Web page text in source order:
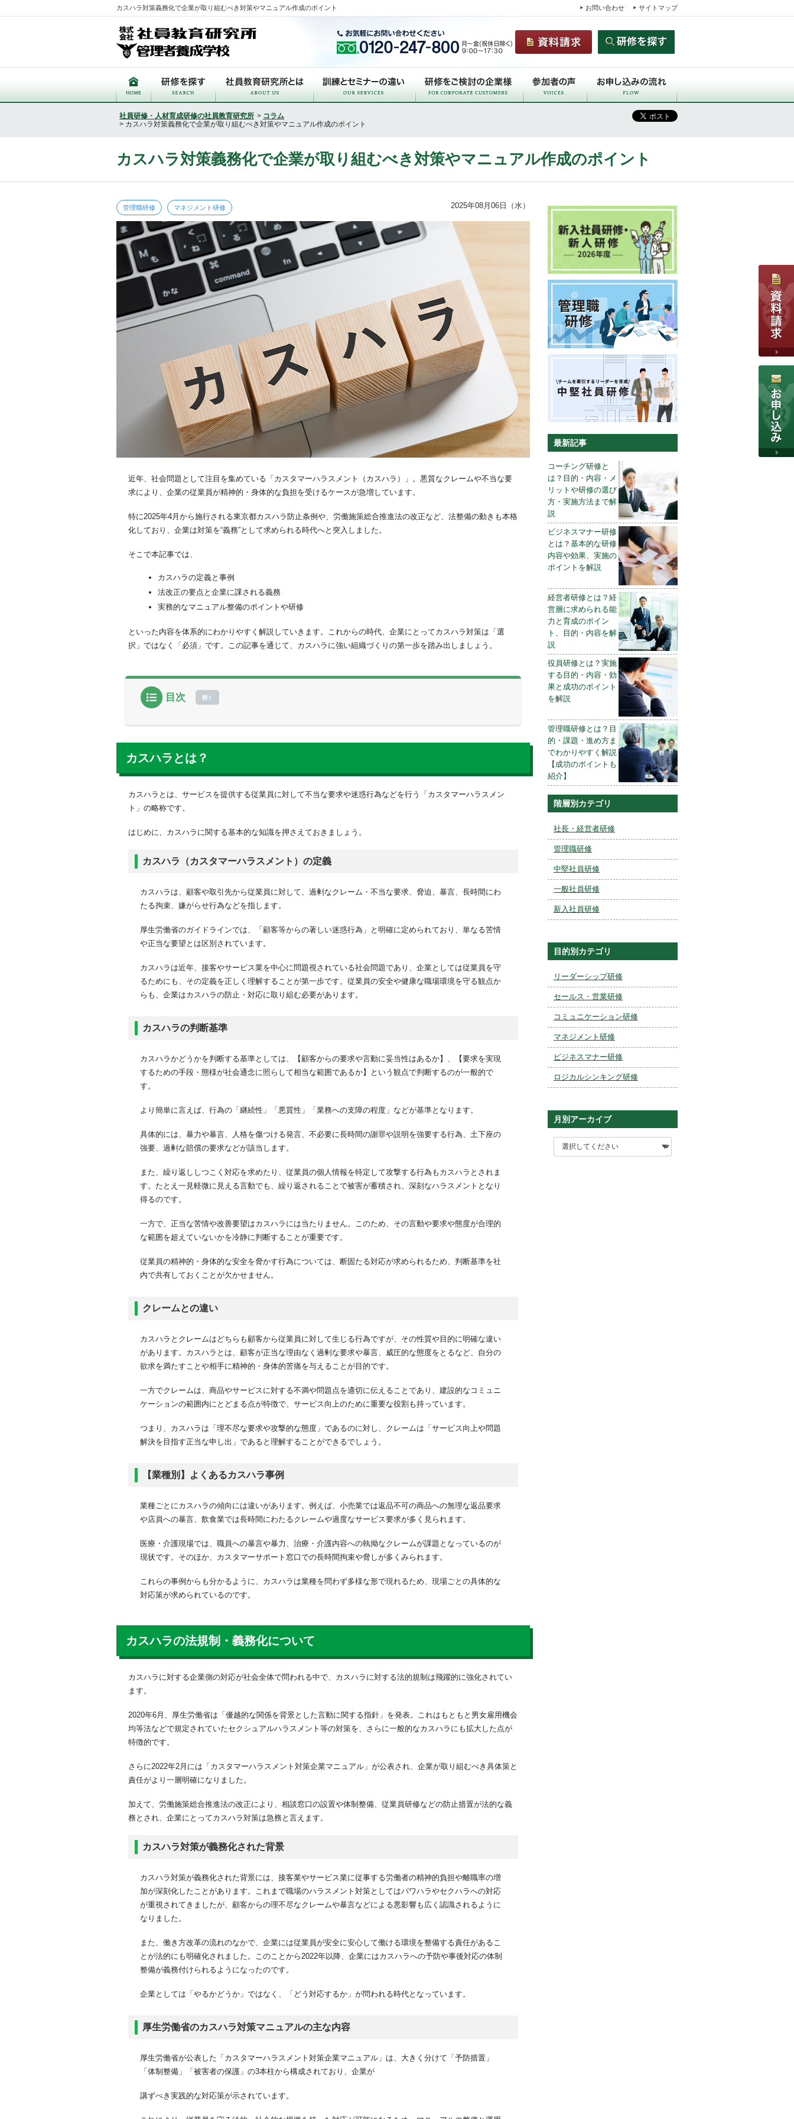
カスハラ対策義務化で企業が取り組むべき対策やマニュアル作成のポイント サイトマップ
お問い合わせ
社員研修・人材育成研修の社員教育研究所 > コラム
> カスハラ対策義務化で企業が取り組むべき対策やマニュアル作成のポイント
カスハラ対策義務化で企業が取り組むべき対策やマニュアル作成のポイント
管理職研修 マネジメント研修 2025年08月06日（水）
近年、社会問題として注目を集めている「カスタマーハラスメント（カスハラ）」。悪質なクレームや不当な要
求により、企業の従業員が精神的・身体的な負担を受けるケースが急増しています。
特に2025年4月から施行される東京都カスハラ防止条例や、労働施策総合推進法の改正など、法整備の動きも本格
化しており、企業は対策を“義務”として求められる時代へと突入しました。
そこで本記事では、
カスハラの定義と事例
法改正の要点と企業に課される義務
実務的なマニュアル整備のポイントや研修
といった内容を体系的にわかりやすく解説していきます。これからの時代、企業にとってカスハラ対策は「選
択」ではなく「必須」です。この記事を通じて、カスハラに強い組織づくりの第一歩を踏み出しましょう。
目次
カスハラとは？
カスハラの判断基準
カスハラの法規制・義務化について
厚生労働省のカスハラ対策マニュアルの主な内容
企業がカスハラ対策を怠った場合のリスクと対策するメリット
従業員の離職・メンタル不調
企業イメージの低下、SNSやメディアによる炎上
社内の基本方針やルールの明確化と従業員への周知
通話録音機能の導入
顧客対応マニュアルの作成
顧客への案内（掲示・通知）
カスハラ対策マニュアル作成・運用の8つのポイント
厚生労働省のマニュアルを参考にする
業界別・顧客特性に応じた対策を考える<
組織体制と役割分担を明確にする
再発防止のために継続的な改善・運用を行う
カスハラに発展させないためのクレーム初期対応のポイント
状況を正確に把握する
現場の監督者（管理職など）または相談窓口に共有する
ハラスメント防止・カスハラ対策におすすめの研修
カスハラとは？
カスハラとは、サービスを提供する従業員に対して不当な要求や迷惑行為などを行う「カスタマーハラスメン
ト」の略称です。
はじめに、カスハラに関する基本的な知識を押さえておきましょう。
カスハラ（カスタマーハラスメント）の定義
カスハラは、顧客や取引先から従業員に対して、過剰なクレーム・不当な要求、脅迫、暴言、長時間にわ
たる拘束、嫌がらせ行為などを指します。
厚生労働省のガイドラインでは、「顧客等からの著しい迷惑行為」と明確に定められており、単なる苦情
や正当な要望とは区別されています。
カスハラは近年、接客やサービス業を中心に問題視されている社会問題であり、企業としては従業員を守
るためにも、その定義を正しく理解することが第一歩です。従業員の安全や健康な職場環境を守る観点か
らも、企業はカスハラの防止・対応に取り組む必要があります。
カスハラの判断基準
カスハラかどうかを判断する基準としては、【顧客からの要求や言動に妥当性はあるか】、【要求を実現
するための手段・態様が社会通念に照らして相当な範囲であるか】という観点で判断するのが一般的で
す。
より簡単に言えば、行為の「継続性」「悪質性」「業務への支障の程度」などが基準となります。
具体的には、暴力や暴言、人格を傷つける発言、不必要に長時間の謝罪や説明を強要する行為、土下座の
強要、過剰な賠償の要求などが該当します。
また、繰り返ししつこく対応を求めたり、従業員の個人情報を特定して攻撃する行為もカスハラとされま
す。たとえ一見軽微に見える言動でも、繰り返されることで被害が蓄積され、深刻なハラスメントとなり
得るのです。
一方で、正当な苦情や改善要望はカスハラには当たりません。このため、その言動や要求や態度が合理的
な範囲を超えていないかを冷静に判断することが重要です。
従業員の精神的・身体的な安全を脅かす行為については、断固たる対応が求められるため、判断基準を社
内で共有しておくことが欠かせません。
クレームとの違い
カスハラとクレームはどちらも顧客から従業員に対して生じる行為ですが、その性質や目的に明確な違い
があります。カスハラとは、顧客が正当な理由なく過剰な要求や暴言、威圧的な態度をとるなど、自分の
欲求を満たすことや相手に精神的・身体的苦痛を与えることが目的です。
一方でクレームは、商品やサービスに対する不満や問題点を適切に伝えることであり、建設的なコミュニ
ケーションの範囲内にとどまる点が特徴で、サービス向上のために重要な役割も持っています。
つまり、カスハラは「理不尽な要求や攻撃的な態度」であるのに対し、クレームは「サービス向上や問題
解決を目指す正当な申し出」であると理解することができるでしょう。
【業種別】よくあるカスハラ事例
業種ごとにカスハラの傾向には違いがあります。例えば、小売業では返品不可の商品への無理な返品要求
や店員への暴言、飲食業では長時間にわたるクレームや過度なサービス要求が多く見られます。
医療・介護現場では、職員への暴言や暴力、治療・介護内容への執拗なクレームが課題となっているのが
現状です。そのほか、カスタマーサポート窓口での長時間拘束や脅しが多くみられます。
これらの事例からも分かるように、カスハラは業種を問わず多様な形で現れるため、現場ごとの具体的な
対応策が求められているのです。
カスハラの法規制・義務化について
カスハラに対する企業側の対応が社会全体で問われる中で、カスハラに対する法的規制は飛躍的に強化されてい
ます。
2020年6月、厚生労働省は「優越的な関係を背景とした言動に関する指針」を発表。これはもともと男女雇用機会
均等法などで規定されていたセクシュアルハラスメント等の対策を、さらに一般的なカスハラにも拡大した点が
特徴的です。
さらに2022年2月には「カスタマーハラスメント対策企業マニュアル」が公表され、企業が取り組むべき具体策と
責任がより一層明確になりました。
加えて、労働施策総合推進法の改正により、相談窓口の設置や体制整備、従業員研修などの防止措置が法的な義
務とされ、企業にとってカスハラ対策は急務と言えます。
カスハラ対策が義務化された背景
カスハラ対策が義務化された背景には、接客業やサービス業に従事する労働者の精神的負担や離職率の増
加が深刻化したことがあります。これまで職場のハラスメント対策としてはパワハラやセクハラへの対応
が重視されてきましたが、顧客からの理不尽なクレームや暴言などによる悪影響も広く認識されるように
なりました。
また、働き方改革の流れのなかで、企業には従業員が安全に安心して働ける環境を整備する責任があるこ
とが法的にも明確化されました。このことから2022年以降、企業にはカスハラへの予防や事後対応の体制
整備が義務付けられるようになったのです。
企業としては「やるかどうか」ではなく、「どう対応するか」が問われる時代となっています。
厚生労働省のカスハラ対策マニュアルの主な内容
厚生労働省が公表した「カスタマーハラスメント対策企業マニュアル」は、大きく分けて「予防措置」
「体制整備」「被害者の保護」の3本柱から構成されており、企業が
講ずべき実践的な対応策が示されています。
最新記事
コーチング研修と
は？目的・内容・メ
リットや研修の選び
方・実施方法まで解
説
ビジネスマナー研修
とは？基本的な研修
内容や効果、実施の
ポイントを解説
経営者研修とは？経
営層に求められる能
力と育成のポイン
ト、目的・内容を解
説
役員研修とは？実施
する目的・内容・効
果と成功のポイント
を解説
管理職研修とは？目
的・課題・進め方ま
でわかりやすく解説
【成功のポイントも
紹介】
階層別カテゴリ
社長・経営者研修
管理職研修
中堅社員研修
一般社員研修
新入社員研修
目的別カテゴリ
リーダーシップ研修
セールス・営業研修
コミュニケーション研修
マネジメント研修
ビジネスマナー研修
ロジカルシンキング研修
月別アーカイブ